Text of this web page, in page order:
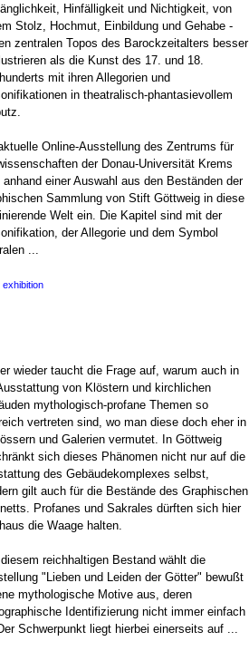
Hinfälligkeit und Nichtigkeit, von
Stolz, Hochmut, Einbildung und Gehabe -
zentralen Topos des Barockzeitalters besser
als die Kunst des 17. und 18.
mit ihren Allegorien und
in theatralisch-phantasievollem
Online-Ausstellung des Zentrums für
der Donau-Universität Krems
anhand einer Auswahl aus den Beständen der
Sammlung von Stift Göttweig in diese
Welt ein. Die Kapitel sind mit der
der Allegorie und dem Symbol
...
exhibition
wieder taucht die Frage auf, warum auch in
von Klöstern und kirchlichen
mythologisch-profane Themen so
vertreten sind, wo man diese doch eher in
und Galerien vermutet. In Göttweig
sich dieses Phänomen nicht nur auf die
des Gebäudekomplexes selbst,
gilt auch für die Bestände des Graphischen
Profanes und Sakrales dürften sich hier
die Waage halten.
reichhaltigen Bestand wählt die
"Lieben und Leiden der Götter" bewußt
mythologische Motive aus, deren
Identifizierung nicht immer einfach
Schwerpunkt liegt hierbei einerseits auf ...